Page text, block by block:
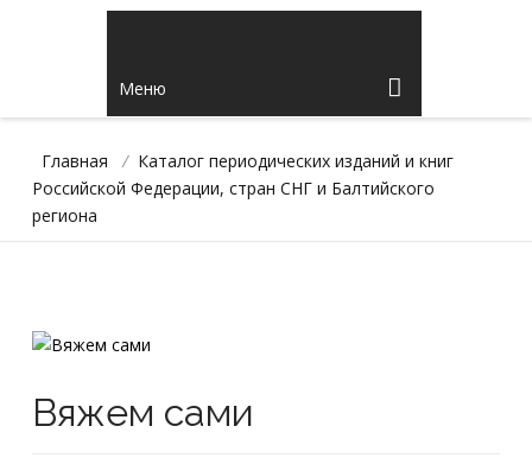
Меню
Главная / Каталог периодических изданий и книг
Российской Федерации, стран СНГ и Балтийского
региона
Вяжем сами